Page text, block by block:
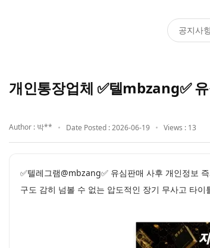
공지사
개인통장업체 ✅텔mbzang✅
Author : 박** Date Posted : 2026-06-19 Views : 13
✅텔레그램@mbzang✅ 유심판매 사후 개인정보
구도 감히 넘볼 수 없는 압도적인 장기 무사고 타